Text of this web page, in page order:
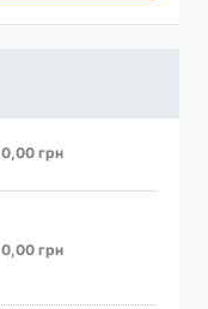
0,00 грн
0,00 грн